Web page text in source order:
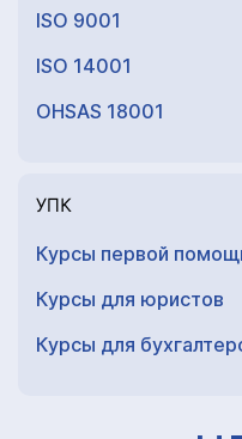
ISO 9001
ISO 14001
OHSAS 18001
УПК
Курсы первой
Курсы для юристов
Курсы для